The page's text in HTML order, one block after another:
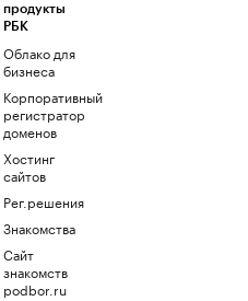
продукты
РБК
Облако для
бизнеса
Корпоративный
регистратор
доменов
Хостинг
сайтов
Рег.решения
Знакомства
Сайт
знакомств
podbor.ru